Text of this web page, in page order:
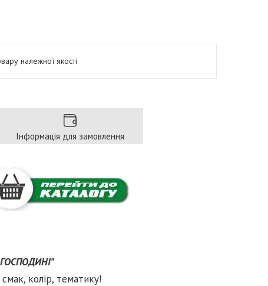
належної якості
Інформація для замовлення
колір, тематику!